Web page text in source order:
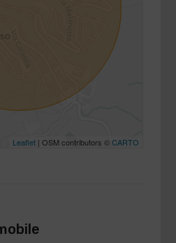
Leaflet| OSM contributors ©CARTO